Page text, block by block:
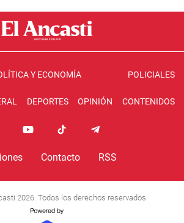
Y ECONOMÍA POLICIALES
DEPORTES OPINIÓN CONTENIDOS
Contacto RSS
2026. Todos los derechos reservados.